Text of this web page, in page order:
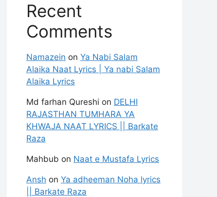
Recent
Comments
Namazein on Ya Nabi Salam
Alaika Naat Lyrics | Ya nabi Salam
Alaika Lyrics
Md farhan Qureshi on DELHI
RAJASTHAN TUMHARA YA
KHWAJA NAAT LYRICS || Barkate
Raza
Mahbub on Naat e Mustafa Lyrics
Ansh on Ya adheeman Noha lyrics
|| Barkate Raza